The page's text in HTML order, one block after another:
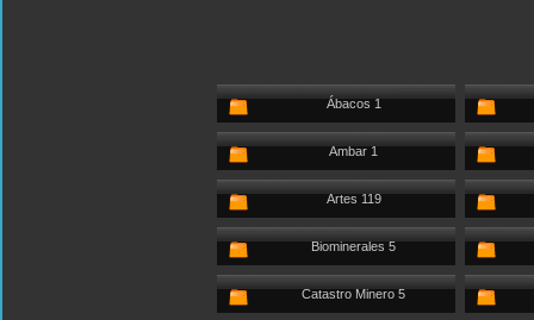
Ábacos 1
Ambar 1
Artes 119
Biominerales 5
Catastro Minero 5